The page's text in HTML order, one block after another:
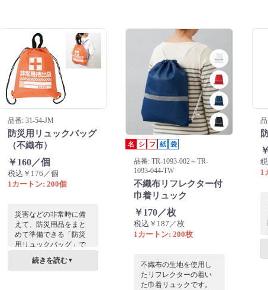
品番: 31-54-JM
防災用リュックバッグ
（不織布）
￥160／個
税込￥176／個
1カートン: 200個
災害などの非常時に備
えて、防災用品をまと
めて準備できる「防災
用リュックバッグ」で
す。住所・氏名・血液
型を記入できる欄があ
続きを読む▼
名 シ フ 紙 袋
品番: TR-1093-002～TR-
1093-044-TW
不織布リフレクター付
巾着リュック
￥170／枚
税込￥187／枚
1カートン: 200枚
不織布の生地を使用し
たリフレクターの着い
た巾着リュックです。
1